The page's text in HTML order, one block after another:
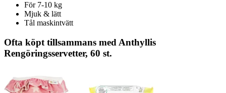
För 7-10 kg
Mjuk & lätt
Tål maskintvätt
Ofta köpt tillsammans med Anthyllis
Rengöringsservetter, 60 st.